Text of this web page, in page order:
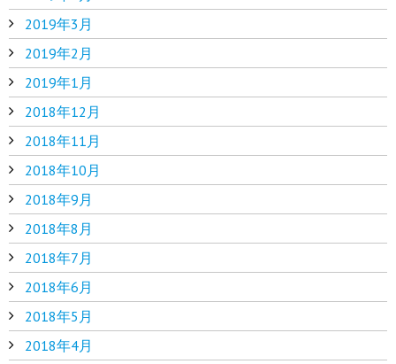
2019年3月
2019年2月
2019年1月
2018年12月
2018年11月
2018年10月
2018年9月
2018年8月
2018年7月
2018年6月
2018年5月
2018年4月